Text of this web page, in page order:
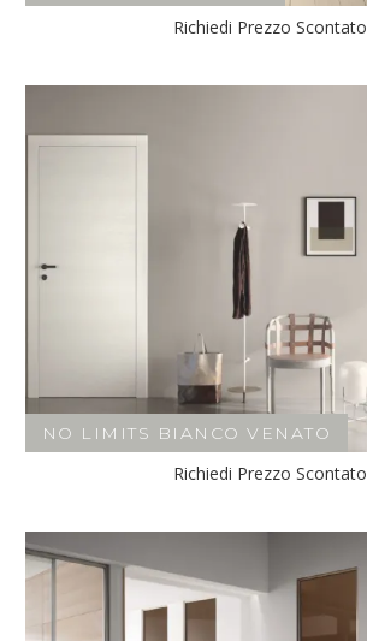
Richiedi Prezzo Scontato
NO LIMITS BIANCO VENATO
Richiedi Prezzo Scontato